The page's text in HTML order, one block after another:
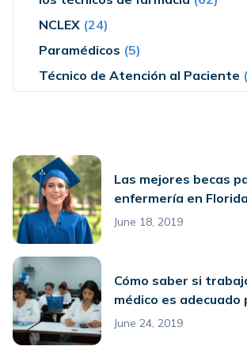
NCLEX (24)
Paramédicos (5)
Técnico de Atención al Paciente
Las mejores becas
enfermería en Florida
June 18, 2019
Cómo saber si
médico es adecuado
June 24, 2019